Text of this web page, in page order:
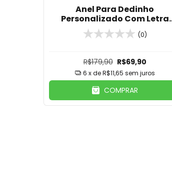
Anel Para Dedinho
Personalizado Com Letra
Cravejada Banhado Em Ouro
18K
(0)
R$179,90 R$69,90
6 x deR$11,65 sem juros
COMPRAR